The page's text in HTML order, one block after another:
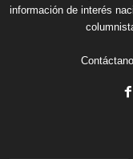
información de interés